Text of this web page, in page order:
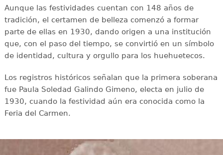
Aunque las festividades cuentan con 148 años de
tradición, el certamen de belleza comenzó a formar
parte de ellas en 1930, dando origen a una institución
que, con el paso del tiempo, se convirtió en un símbolo
de identidad, cultura y orgullo para los huehuetecos.
Los registros históricos señalan que la primera soberana
fue Paula Soledad Galindo Gimeno, electa en julio de
1930, cuando la festividad aún era conocida como la
Feria del Carmen.